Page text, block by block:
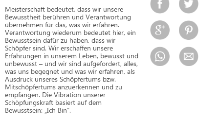
Meisterschaft bedeutet, dass wir unsere
Bewusstheit berühren und Verantwortung
übernehmen für das, was wir erfahren.
Verantwortung wiederum bedeutet hier, ein
Bewusstsein dafür zu haben, dass wir
Schöpfer sind. Wir erschaffen unsere
Erfahrungen in unserem Leben, bewusst und
unbewusst – und wir sind aufgefordert, alles,
was uns begegnet und was wir erfahren, als
Ausdruck unseres Schöpfertums bzw.
Mitschöpfertums anzuerkennen und zu
empfangen. Die Vibration unserer
Schöpfungskraft basiert auf dem
Bewusstsein: „Ich Bin“.